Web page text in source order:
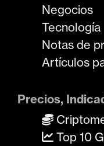
Negocios
Tecnología
Notas de
Artículos
Precios,
Top 10